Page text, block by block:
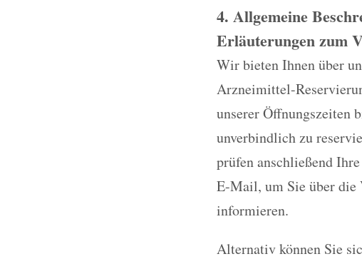
4. Allgemeine
Erläuterungen zum
Wir bieten Ihnen über
Arzneimittel-
unserer Öffnungszeiten
unverbindlich zu
prüfen anschließend
E-Mail, um Sie über die
informieren.
Alternativ können Sie